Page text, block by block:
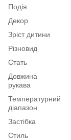
Подія
Декор
Зріст дитини
Різновид
Стать
Довжина
рукава
Температурний
діапазон
Застібка
Стиль